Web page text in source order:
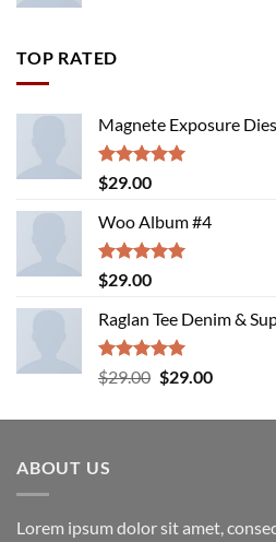
TOP RATED
Magnete Exposure
Rated5.00
out of 5
$29.00
Woo Album #4
Rated5.00
out of 5
$29.00
Raglan Tee Denim &
Rated5.00
out of 5
$29.00 Original
was:
$29.00Current
is:
ABOUT US
Lorem ipsum dolor sit amet,